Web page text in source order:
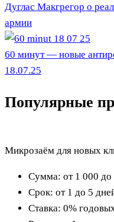
Дуглас Макгрегор о
армии
60 минут — новые
18.07.25
Популярные
Микрозаём для новых
Сумма: от 1 000
Срок: от 1 до 5
Ставка: 0%